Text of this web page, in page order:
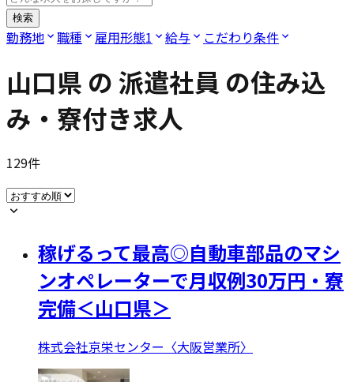
検索
勤務地 職種 雇用形態1 給与 こだわり条件
山口県 の派遣社員 の住み込
み・寮付き求人
129件
稼げるって最高◎自動車部品のマシ
ンオペレーターで月収例30万円・寮
完備＜山口県＞
株式会社京栄センター〈大阪営業所〉